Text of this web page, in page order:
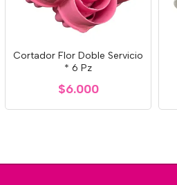
Cortador Flor Doble Servicio
* 6 Pz
$6.000